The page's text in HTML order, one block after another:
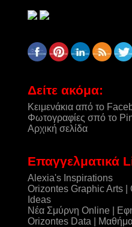
Δείτε ακόμα:
Κειμενάκια από το
Φωτογραφίες σπό το
Αρχική σελίδα
Επαγγελματικά
Alexia's Inspirations
Orizontes Graphic Arts
Ideas
Νέα Σμύρνη Online |
Orizontes Data |